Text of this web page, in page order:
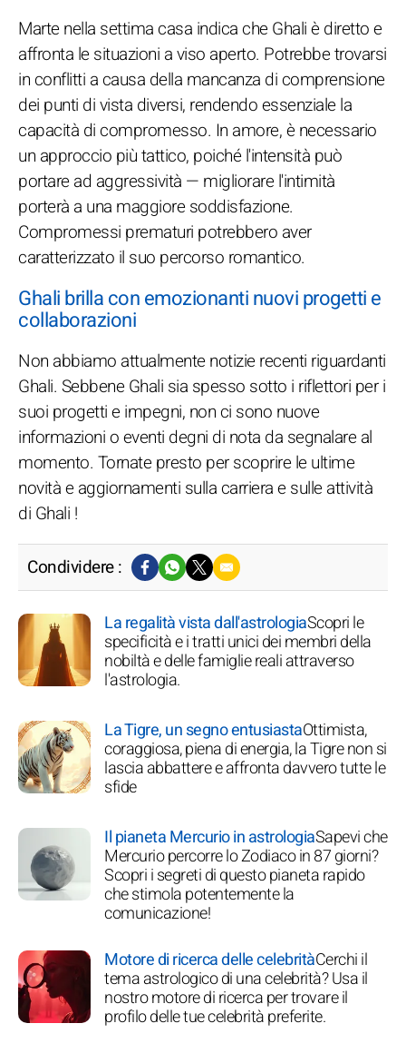
Marte nella settima casa indica che Ghali è diretto e
affronta le situazioni a viso aperto. Potrebbe trovarsi
in conflitti a causa della mancanza di comprensione
dei punti di vista diversi, rendendo essenziale la
capacità di compromesso. In amore, è necessario
un approccio più tattico, poiché l'intensità può
portare ad aggressività — migliorare l'intimità
porterà a una maggiore soddisfazione.
Compromessi prematuri potrebbero aver
caratterizzato il suo percorso romantico.
Ghali brilla con emozionanti nuovi progetti e
collaborazioni
Non abbiamo attualmente notizie recenti riguardanti
Ghali. Sebbene Ghali sia spesso sotto i riflettori per i
suoi progetti e impegni, non ci sono nuove
informazioni o eventi degni di nota da segnalare al
momento. Tornate presto per scoprire le ultime
novità e aggiornamenti sulla carriera e sulle attività
di Ghali !
Condividere :
La regalità vista dall'astrologiaScopri le
specificità e i tratti unici dei membri della
nobiltà e delle famiglie reali attraverso
l'astrologia.
La Tigre, un segno entusiastaOttimista,
coraggiosa, piena di energia, la Tigre non si
lascia abbattere e affronta davvero tutte le
sfide
Il pianeta Mercurio in astrologiaSapevi che
Mercurio percorre lo Zodiaco in 87 giorni?
Scopri i segreti di questo pianeta rapido
che stimola potentemente la
comunicazione!
Motore di ricerca delle celebritàCerchi il
tema astrologico di una celebrità? Usa il
nostro motore di ricerca per trovare il
profilo delle tue celebrità preferite.